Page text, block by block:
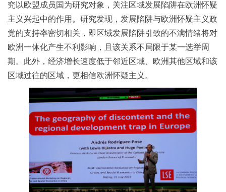
究以欧盟成员国为研究对象，关注区域发展陷阱在欧洲怀疑
主义兴起中的作用。研究发现，发展陷阱与欧洲怀疑主义政
党的支持率密切相关，即区域发展陷阱引致的不满情绪将对
欧洲一体化产生不利影响，且该关系不局限于某一选举周
期。此外，经济增长速度低于邻近区域、欧洲其他区域和该
区域过往的区域，更相信欧洲怀疑主义。